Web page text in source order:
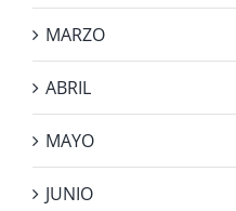
MARZO
ABRIL
MAYO
JUNIO